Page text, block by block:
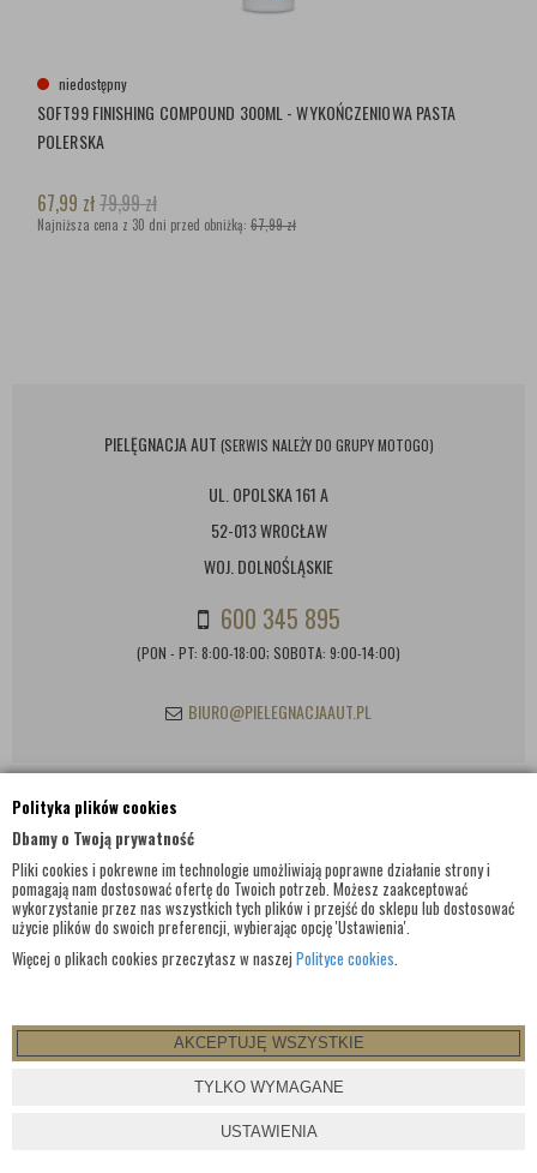
Polityka plików cookies
Dbamy o Twoją prywatność
Pliki cookies i pokrewne im technologie umożliwiają poprawne działanie strony i
pomagają nam dostosować ofertę do Twoich potrzeb. Możesz zaakceptować
wykorzystanie przez nas wszystkich tych plików i przejść do sklepu lub dostosować
użycie plików do swoich preferencji, wybierając opcję 'Ustawienia'.
Więcej o plikach cookies przeczytasz w naszej Polityce cookies.
AKCEPTUJĘ WSZYSTKIE
TYLKO WYMAGANE
USTAWIENIA
niedostępny
SOFT99 FINISHING COMPOUND 300ML - WYKOŃCZENIOWA PASTA
POLERSKA
67,99 zł79,99zł
Najniższa cena z 30 dni przed obniżką: 67,99 zł
PIELĘGNACJA AUT (SERWIS NALEŻY DO GRUPY MOTOGO)
UL. OPOLSKA 161 A
52-013 WROCŁAW
WOJ. DOLNOŚLĄSKIE
600 345 895
(PON - PT: 8:00-18:00; SOBOTA: 9:00-14:00)
BIURO@PIELEGNACJAAUT.PL
INFORMACJE KONTAKTOWE
© WSZELKIE PRAWA ZASTRZEŻONE 2017 |PIELEGNACJAAUT.PL